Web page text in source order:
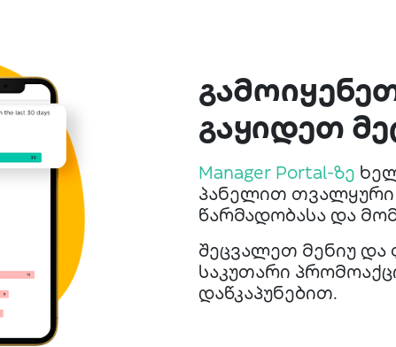
გაყიდეთ
Manager Portal-ზე
პანელით თვალყური
წარმადობასა და
შეცვალეთ მენიუ და
საკუთარი
დაწკაპუნებით.